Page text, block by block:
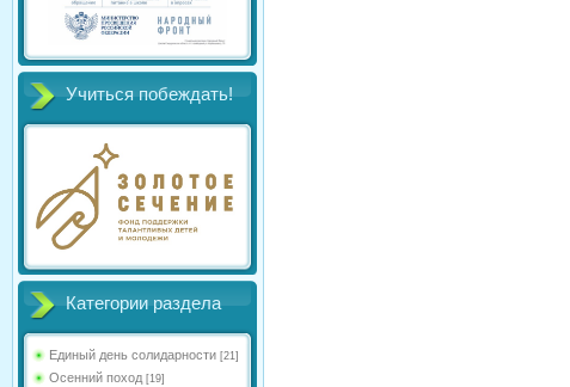
Учиться побеждать!
Категории раздела
Единый день солидарности [21]
Осенний поход [19]